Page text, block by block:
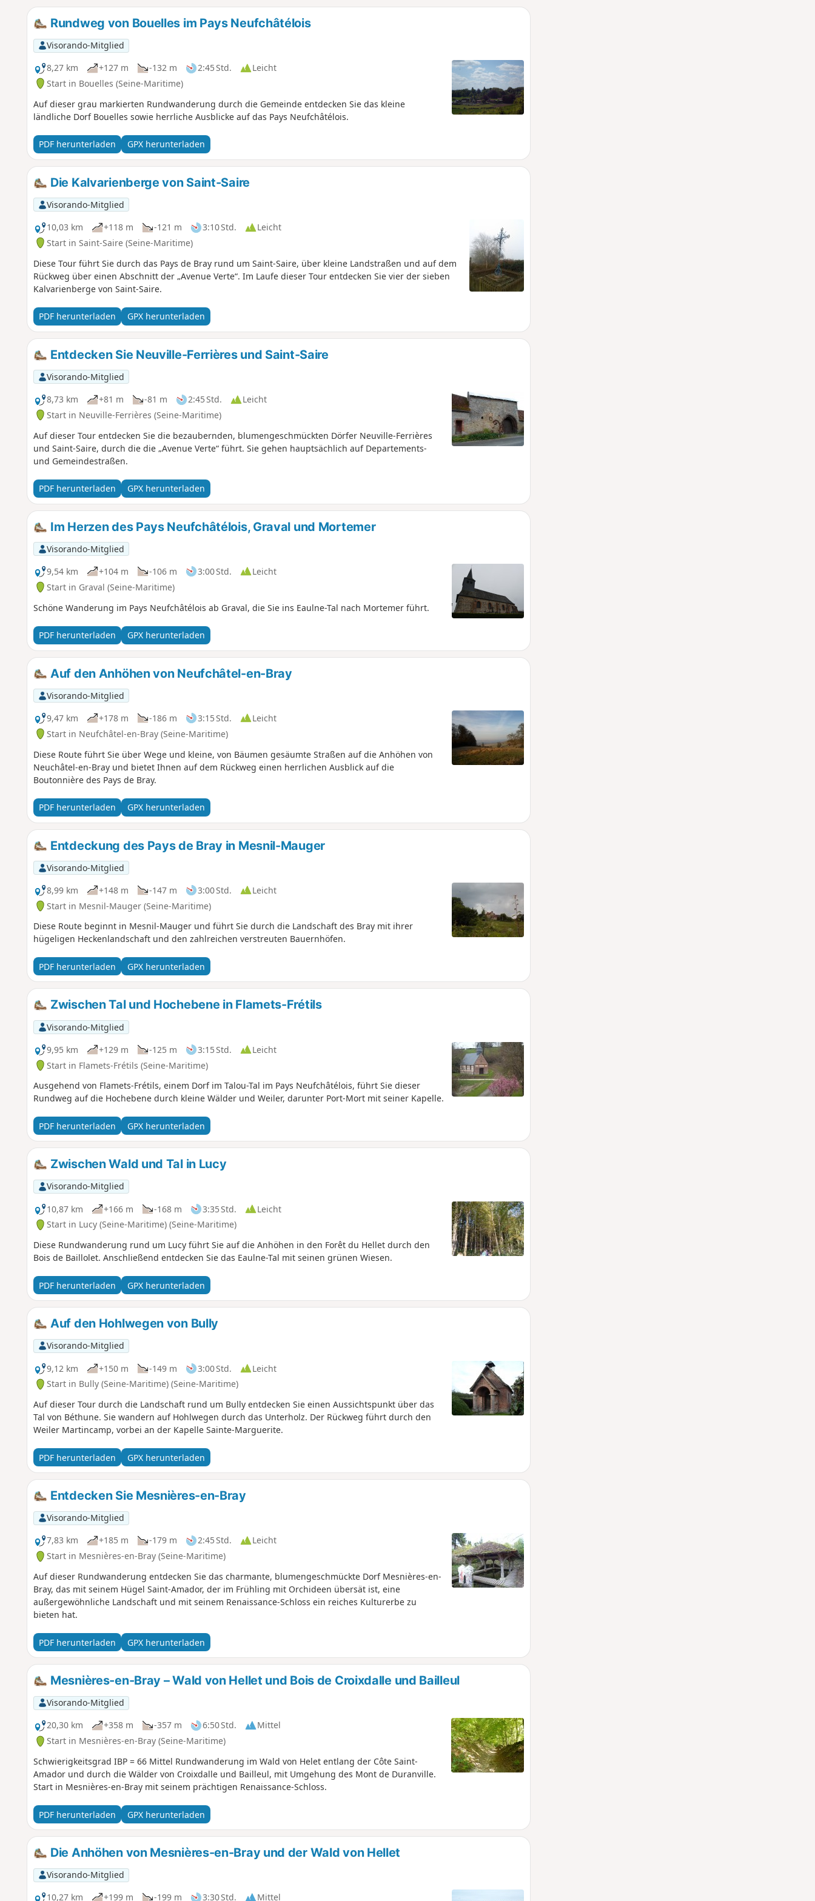
Rundweg von Bouelles im Pays Neufchâtélois
Visorando-Mitglied
8,27 km
+127 m -132 m 2:45 Std.
Leicht
Start in Bouelles (Seine-Maritime)
Auf dieser grau markierten Rundwanderung durch die Gemeinde entdecken Sie das kleine
ländliche Dorf Bouelles sowie herrliche Ausblicke auf das Pays Neufchâtélois.
PDF herunterladen GPX herunterladen
Die Kalvarienberge von Saint-Saire
Visorando-Mitglied
10,03 km
+118 m -121 m 3:10 Std.
Leicht
Start in Saint-Saire (Seine-Maritime)
Diese Tour führt Sie durch das Pays de Bray rund um Saint-Saire, über kleine Landstraßen und auf dem
Rückweg über einen Abschnitt der „Avenue Verte“. Im Laufe dieser Tour entdecken Sie vier der sieben
Kalvarienberge von Saint-Saire.
PDF herunterladen GPX herunterladen
Entdecken Sie Neuville-Ferrières und Saint-Saire
Visorando-Mitglied
8,73 km
+81 m -81 m 2:45 Std.
Leicht
Start in Neuville-Ferrières (Seine-Maritime)
Auf dieser Tour entdecken Sie die bezaubernden, blumengeschmückten Dörfer Neuville-Ferrières
und Saint-Saire, durch die die „Avenue Verte“ führt. Sie gehen hauptsächlich auf Departements-
und Gemeindestraßen.
PDF herunterladen GPX herunterladen
Im Herzen des Pays Neufchâtélois, Graval und Mortemer
Visorando-Mitglied
9,54 km
+104 m -106 m 3:00 Std.
Leicht
Start in Graval (Seine-Maritime)
Schöne Wanderung im Pays Neufchâtélois ab Graval, die Sie ins Eaulne-Tal nach Mortemer führt.
PDF herunterladen GPX herunterladen
Auf den Anhöhen von Neufchâtel-en-Bray
Visorando-Mitglied
9,47 km
+178 m -186 m 3:15 Std.
Leicht
Start in Neufchâtel-en-Bray (Seine-Maritime)
Diese Route führt Sie über Wege und kleine, von Bäumen gesäumte Straßen auf die Anhöhen von
Neuchâtel-en-Bray und bietet Ihnen auf dem Rückweg einen herrlichen Ausblick auf die
Boutonnière des Pays de Bray.
PDF herunterladen GPX herunterladen
Entdeckung des Pays de Bray in Mesnil-Mauger
Visorando-Mitglied
8,99 km
+148 m -147 m 3:00 Std.
Leicht
Start in Mesnil-Mauger (Seine-Maritime)
Diese Route beginnt in Mesnil-Mauger und führt Sie durch die Landschaft des Bray mit ihrer
hügeligen Heckenlandschaft und den zahlreichen verstreuten Bauernhöfen.
PDF herunterladen GPX herunterladen
Zwischen Tal und Hochebene in Flamets-Frétils
Visorando-Mitglied
9,95 km
+129 m -125 m 3:15 Std.
Leicht
Start in Flamets-Frétils (Seine-Maritime)
Ausgehend von Flamets-Frétils, einem Dorf im Talou-Tal im Pays Neufchâtélois, führt Sie dieser
Rundweg auf die Hochebene durch kleine Wälder und Weiler, darunter Port-Mort mit seiner Kapelle.
PDF herunterladen GPX herunterladen
Zwischen Wald und Tal in Lucy
Visorando-Mitglied
10,87 km
+166 m -168 m 3:35 Std.
Leicht
Start in Lucy (Seine-Maritime) (Seine-Maritime)
Diese Rundwanderung rund um Lucy führt Sie auf die Anhöhen in den Forêt du Hellet durch den
Bois de Baillolet. Anschließend entdecken Sie das Eaulne-Tal mit seinen grünen Wiesen.
PDF herunterladen GPX herunterladen
Auf den Hohlwegen von Bully
Visorando-Mitglied
9,12 km
+150 m -149 m 3:00 Std.
Leicht
Start in Bully (Seine-Maritime) (Seine-Maritime)
Auf dieser Tour durch die Landschaft rund um Bully entdecken Sie einen Aussichtspunkt über das
Tal von Béthune. Sie wandern auf Hohlwegen durch das Unterholz. Der Rückweg führt durch den
Weiler Martincamp, vorbei an der Kapelle Sainte-Marguerite.
PDF herunterladen GPX herunterladen
Entdecken Sie Mesnières-en-Bray
Visorando-Mitglied
7,83 km
+185 m -179 m 2:45 Std.
Leicht
Start in Mesnières-en-Bray (Seine-Maritime)
Auf dieser Rundwanderung entdecken Sie das charmante, blumengeschmückte Dorf Mesnières-en-
Bray, das mit seinem Hügel Saint-Amador, der im Frühling mit Orchideen übersät ist, eine
außergewöhnliche Landschaft und mit seinem Renaissance-Schloss ein reiches Kulturerbe zu
bieten hat.
PDF herunterladen GPX herunterladen
Mesnières-en-Bray – Wald von Hellet und Bois de Croixdalle und Bailleul
Visorando-Mitglied
20,30 km
+358 m -357 m 6:50 Std.
Mittel
Start in Mesnières-en-Bray (Seine-Maritime)
Schwierigkeitsgrad IBP = 66 Mittel Rundwanderung im Wald von Helet entlang der Côte Saint-
Amador und durch die Wälder von Croixdalle und Bailleul, mit Umgehung des Mont de Duranville.
Start in Mesnières-en-Bray mit seinem prächtigen Renaissance-Schloss.
PDF herunterladen GPX herunterladen
Die Anhöhen von Mesnières-en-Bray und der Wald von Hellet
Visorando-Mitglied
10,27 km
+199 m -199 m 3:30 Std. Mittel